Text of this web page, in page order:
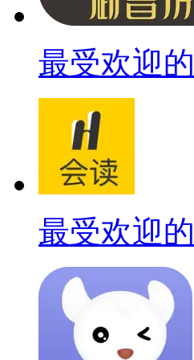
最受欢迎
最受欢迎